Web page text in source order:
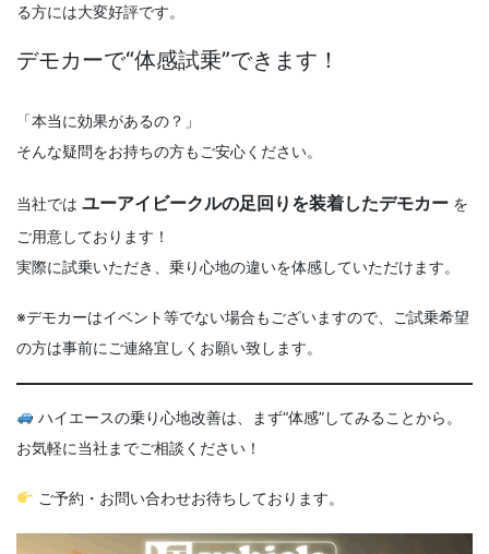
る方には大変好評です。
デモカーで“体感試乗”できます！
「本当に効果があるの？」
そんな疑問をお持ちの方もご安心ください。
当社では ユーアイビークルの足回りを装着したデモカー を
ご用意しております！
実際に試乗いただき、乗り心地の違いを体感していただけます。
※デモカーはイベント等でない場合もございますので、ご試乗希望
の方は事前にご連絡宜しくお願い致します。
ハイエースの乗り心地改善は、まず“体感”してみることから。
お気軽に当社までご相談ください！
ご予約・お問い合わせお待ちしております。